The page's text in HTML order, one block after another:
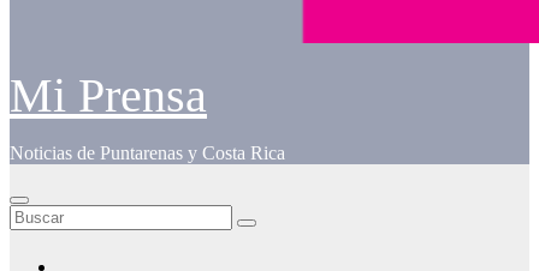
Mi Prensa
Noticias de Puntarenas y Costa Rica